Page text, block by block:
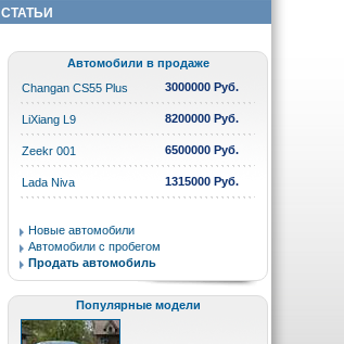
СТАТЬИ
Автомобили в продаже
Changan CS55 Plus
3000000 Руб.
LiXiang L9 8200000 Руб.
Zeekr 001 6500000 Руб.
Lada Niva 1315000 Руб.
Новые автомобили
Автомобили с пробегом
Продать автомобиль
Популярные модели